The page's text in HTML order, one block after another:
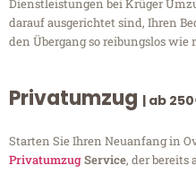
Dienstleistungen bei Krüger
darauf ausgerichtet sind, Ihren
den Übergang so reibungslos wie
Privatumzug | ab
Starten Sie Ihren Neuanfang in
PrivatumzugService, der bereits